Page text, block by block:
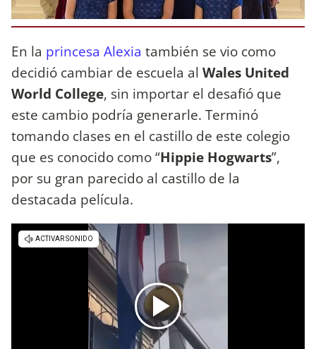
En la princesa Alexia también se vio como
decidió cambiar de escuela al Wales United
World College, sin importar el desafió que
este cambio podría generarle. Terminó
tomando clases en el castillo de este colegio
que es conocido como “Hippie Hogwarts”,
por su gran parecido al castillo de la
destacada película.